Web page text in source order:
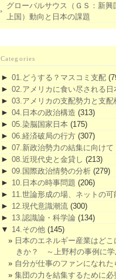
グローバルサウス（ＧＳ：新興
上国）動向と日本の課題
Categories
► 01.どうする？マスコミ支配
► 02.アメリカに食い尽される日
► 03.アメリカの支配勢力と支配
► 04.日本の政治構造 (313)
► 05.染脳国家日本 (175)
► 06.経済破局の行方 (307)
► 07.新政治勢力の結集に向けて
► 08.近現代史と金貸し (213)
► 09.国際政治情勢の分析 (279)
► 10.日本の時事問題 (206)
► 11.世論形成の場、ネットの可
► 12.現代意識潮流 (300)
► 13.認識論・科学論 (134)
▼ 14.その他 (145)
日本のエネルギー産業はど
きか？ ～上野村の事例に学
自分が仕事のファンになれた
集団の力を結集するために必